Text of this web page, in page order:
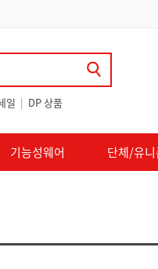
일 | DP 상품
기능성웨어 단체/유